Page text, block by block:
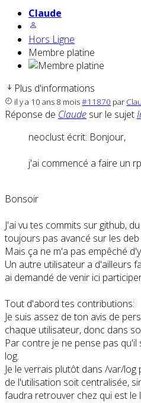
Claude
Hors Ligne
Membre platine
Plus d'informations
il y a 10 ans 8 mois#11870 par
Réponse de Claude sur le sujet
neoclust écrit: Bonjour,
j'ai commencé a faire un
Bonsoir
J'ai vu tes commits sur github,
toujours pas avancé sur les deb
Mais ça ne m'a pas empêché
Un autre utilisateur a d'ailleurs
ai demandé de venir ici
Tout d'abord tes contributions:
Je suis assez de ton avis de
chaque utilisateur, donc dans
Par contre je ne pense pas
log.
Je le verrais plutôt dans /var/
de l'utilisation soit centralisée,
faudra retrouver chez qui est le